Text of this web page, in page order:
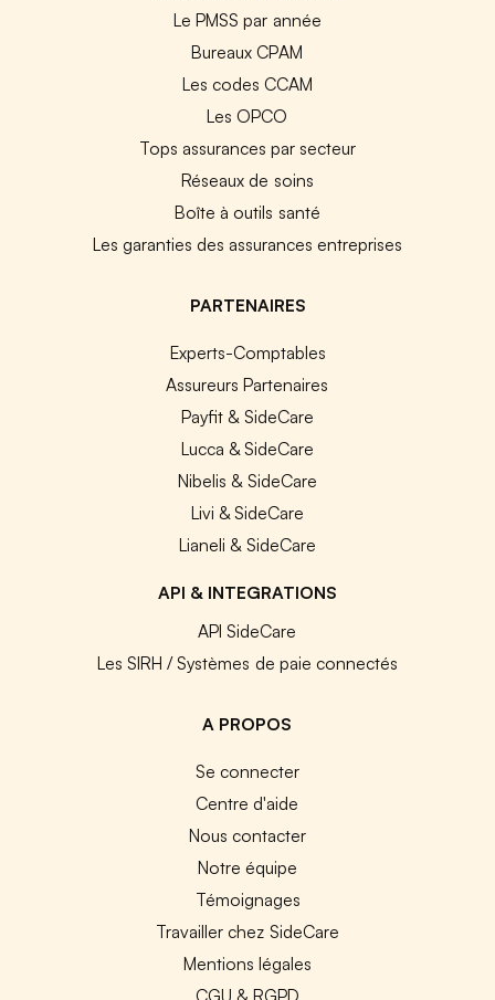
Le PMSS par année
Bureaux CPAM
Les codes CCAM
Les OPCO
Tops assurances par secteur
Réseaux de soins
Boîte à outils santé
Les garanties des assurances entreprises
PARTENAIRES
Experts-Comptables
Assureurs Partenaires
Payfit & SideCare
Lucca & SideCare
Nibelis & SideCare
Livi & SideCare
Lianeli & SideCare
API & INTEGRATIONS
API SideCare
Les SIRH / Systèmes de paie connectés
A PROPOS
Se connecter
Centre d'aide
Nous contacter
Notre équipe
Témoignages
Travailler chez SideCare
Mentions légales
CGU & RGPD